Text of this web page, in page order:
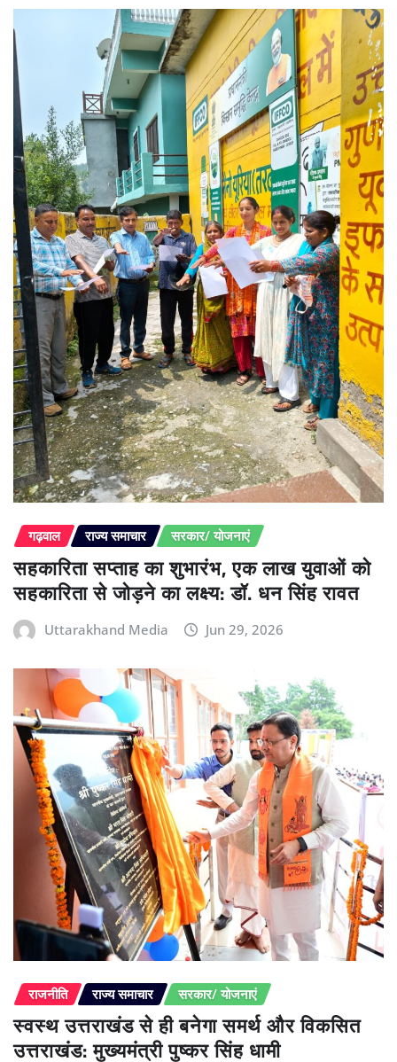
गढ़वाल राज्य समाचार सरकार/ योजनाएं
सहकारिता सप्ताह का शुभारंभ, एक लाख युवाओं को
सहकारिता से जोड़ने का लक्ष्य: डॉ. धन सिंह रावत
Uttarakhand Media Jun 29, 2026
राजनीति राज्य समाचार सरकार/ योजनाएं
स्वस्थ उत्तराखंड से ही बनेगा समर्थ और विकसित
उत्तराखंड: मुख्यमंत्री पुष्कर सिंह धामी